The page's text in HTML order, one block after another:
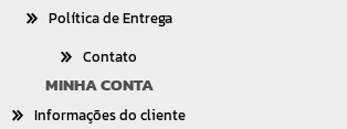
Política de Entrega
Contato
MINHA CONTA
Informações do cliente